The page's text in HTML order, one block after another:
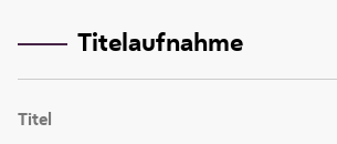
Titelaufnahme
Titel